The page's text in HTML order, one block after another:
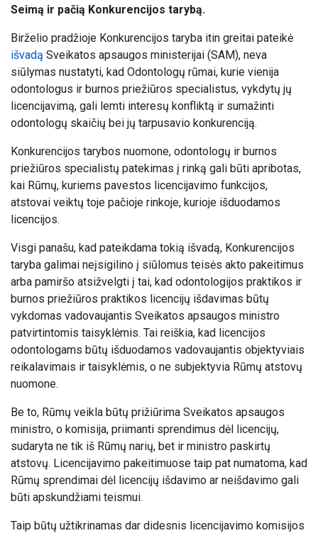
Seimą ir pačią Konkurencijos tarybą.
Birželio pradžioje Konkurencijos taryba itin greitai pateikė
išvadą Sveikatos apsaugos ministerijai (SAM), neva
siūlymas nustatyti, kad Odontologų rūmai, kurie vienija
odontologus ir burnos priežiūros specialistus, vykdytų jų
licencijavimą, gali lemti interesų konfliktą ir sumažinti
odontologų skaičių bei jų tarpusavio konkurenciją.
Konkurencijos tarybos nuomone, odontologų ir burnos
priežiūros specialistų patekimas į rinką gali būti apribotas,
kai Rūmų, kuriems pavestos licencijavimo funkcijos,
atstovai veiktų toje pačioje rinkoje, kurioje išduodamos
licencijos.
Visgi panašu, kad pateikdama tokią išvadą, Konkurencijos
taryba galimai neįsigilino į siūlomus teisės akto pakeitimus
arba pamiršo atsižvelgti į tai, kad odontologijos praktikos ir
burnos priežiūros praktikos licencijų išdavimas būtų
vykdomas vadovaujantis Sveikatos apsaugos ministro
patvirtintomis taisyklėmis. Tai reiškia, kad licencijos
odontologams būtų išduodamos vadovaujantis objektyviais
reikalavimais ir taisyklėmis, o ne subjektyvia Rūmų atstovų
nuomone.
Be to, Rūmų veikla būtų prižiūrima Sveikatos apsaugos
ministro, o komisija, priimanti sprendimus dėl licencijų,
sudaryta ne tik iš Rūmų narių, bet ir ministro paskirtų
atstovų. Licencijavimo pakeitimuose taip pat numatoma, kad
Rūmų sprendimai dėl licencijų išdavimo ar neišdavimo gali
būti apskundžiami teismui.
Taip būtų užtikrinamas dar didesnis licencijavimo komisijos